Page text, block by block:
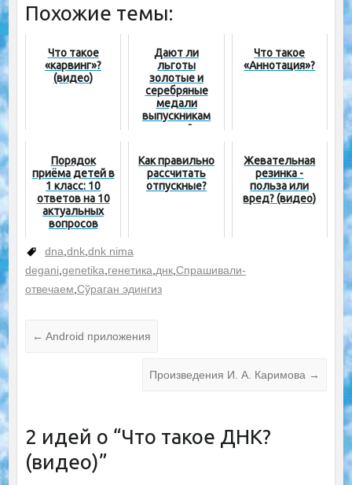
Похожие темы:
Что такое
«карвинг»?
(видео)
Дают ли
льготы
золотые и
серебряные
медали
выпускникам
школ?
Что такое
«Аннотация»?
Порядок
приёма детей в
1 класс: 10
ответов на 10
актуальных
вопросов
Как правильно
рассчитать
отпускные?
Жевательная
резинка -
польза или
вред? (видео)
dna dnk, dnk nima
degani genetika генетика днк, Спрашивали-
отвечаем Сўраган эдингиз
← Android приложения
Произведения И. А. Каримова →
2 идей о “Что такое ДНК?
(видео)”